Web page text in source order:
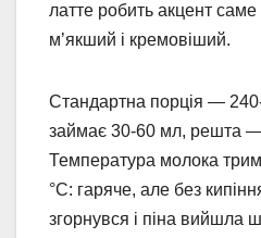
латте робить акцент
м’якший і кремовіший.
Стандартна порція —
займає 30-60 мл, решта
Температура молока
°C: гаряче, але без
згорнувся і піна вийшла